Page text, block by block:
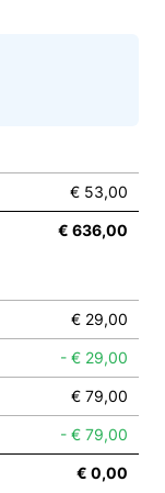
€ 53,00
€ 636,00
€ 29,00
- € 29,00
€ 79,00
- € 79,00
€ 0,00